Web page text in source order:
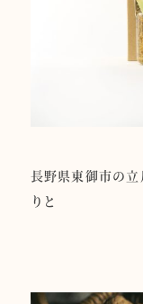
長野県東御市の
りと